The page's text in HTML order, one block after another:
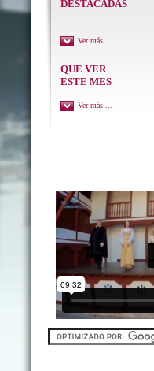
DESTACADAS
Ver más ...
QUE VER
ESTE MES
Ver más ...